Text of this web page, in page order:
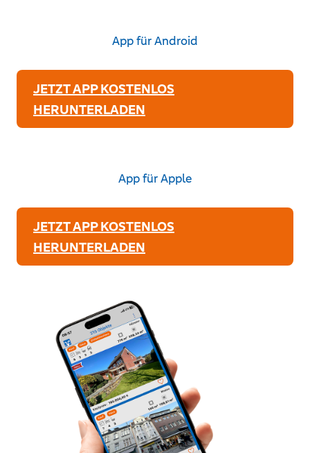
App für Android
JETZT APP KOSTENLOS
HERUNTERLADEN
App für Apple
JETZT APP KOSTENLOS
HERUNTERLADEN